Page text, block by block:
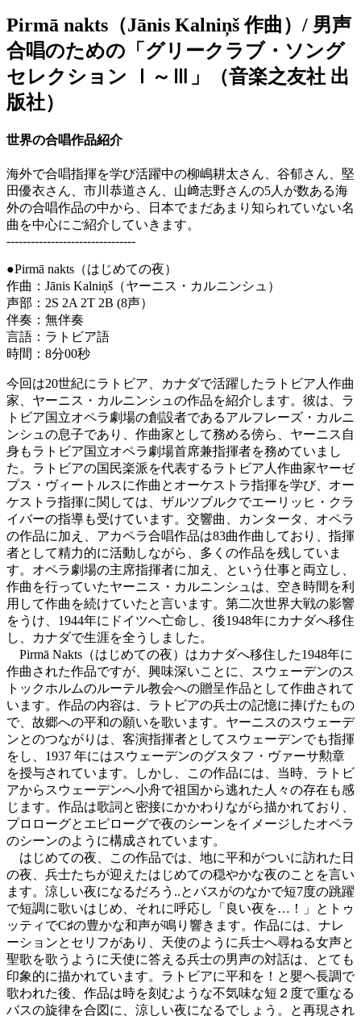
Pirmā nakts（Jānis Kalniņš 作曲）/ 男声
合唱のための「グリークラブ・ソング
セレクション Ⅰ～Ⅲ」（音楽之友社 出
版社）
世界の合唱作品紹介
海外で合唱指揮を学び活躍中の柳嶋耕太さん、谷郁さん、堅
田優衣さん、市川恭道さん、山﨑志野さんの5人が数ある海
外の合唱作品の中から、日本でまだあまり知られていない名
曲を中心にご紹介していきます。
--------------------------------
●Pirmā nakts（はじめての夜）
作曲：Jānis Kalniņš（ヤーニス・カルニンシュ）
声部：2S 2A 2T 2B (8声）
伴奏：無伴奏
言語：ラトビア語
時間：8分00秒
今回は20世紀にラトビア、カナダで活躍したラトビア人作曲
家、ヤーニス・カルニンシュの作品を紹介します。彼は、ラ
トビア国立オペラ劇場の創設者であるアルフレーズ・カルニ
ンシュの息子であり、作曲家として務める傍ら、ヤーニス自
身もラトビア国立オペラ劇場首席兼指揮者を務めていまし
た。ラトビアの国民楽派を代表するラトビア人作曲家ヤーゼ
プス・ヴィートルスに作曲とオーケストラ指揮を学び、オー
ケストラ指揮に関しては、ザルツブルクでエーリッヒ・クラ
イバーの指導も受けています。交響曲、カンタータ、オペラ
の作品に加え、アカペラ合唱作品は83曲作曲しており、指揮
者として精力的に活動しながら、多くの作品を残していま
す。オペラ劇場の主席指揮者に加え、という仕事と両立し、
作曲を行っていたヤーニス・カルニンシュは、空き時間を利
用して作曲を続けていたと言います。第二次世界大戦の影響
をうけ、1944年にドイツへ亡命し、後1948年にカナダへ移住
し、カナダで生涯を全うしました。
Pirmā Nakts（はじめての夜）はカナダへ移住した1948年に
作曲された作品ですが、興味深いことに、スウェーデンのス
トックホルムのルーテル教会への贈呈作品として作曲されて
います。作品の内容は、ラトビアの兵士の記憶に捧げたもの
で、故郷への平和の願いを歌います。ヤーニスのスウェーデ
ンとのつながりは、客演指揮者としてスウェーデンでも指揮
をし、1937 年にはスウェーデンのグスタフ・ヴァーサ勲章
を授与されています。しかし、この作品には、当時、ラトビ
アからスウェーデンへ小舟で祖国から逃れた人々の存在も感
じます。作品は歌詞と密接にかかわりながら描かれており、
プロローグとエピローグで夜のシーンをイメージしたオペラ
のシーンのように構成されています。
はじめての夜、この作品では、地に平和がついに訪れた日
の夜、兵士たちが迎えたはじめての穏やかな夜のことを言い
ます。涼しい夜になるだろう..とバスがのなかで短7度の跳躍
で短調に歌いはじめ、それに呼応し「良い夜を…！」とトゥ
ッティでC♯の豊かな和声が鳴り響きます。作品には、ナレ
ーションとセリフがあり、天使のように兵士へ尋ねる女声と
聖歌を歌うように天使に答える兵士の男声の対話は、とても
印象的に描かれています。ラトビアに平和を！と嬰ヘ長調で
歌われた後、作品は時を刻むような不気味な短２度で重なる
バスの旋律を合図に、涼しい夜になるでしょう。と再現され